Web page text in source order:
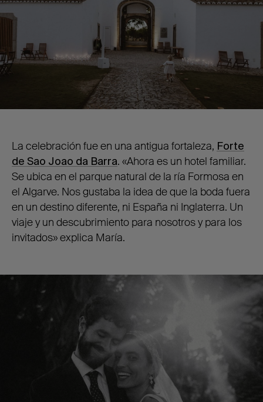
La celebración fue en una antigua fortaleza, Forte
de Sao Joao da Barra. «Ahora es un hotel familiar.
Se ubica en el parque natural de la ría Formosa en
el Algarve. Nos gustaba la idea de que la boda fuera
en un destino diferente, ni España ni Inglaterra. Un
viaje y un descubrimiento para nosotros y para los
invitados» explica María.